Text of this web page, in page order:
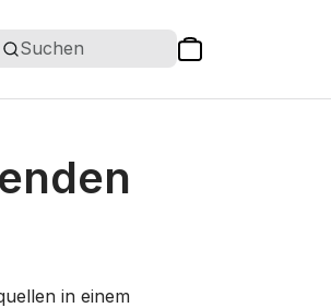
Suchen
in einem